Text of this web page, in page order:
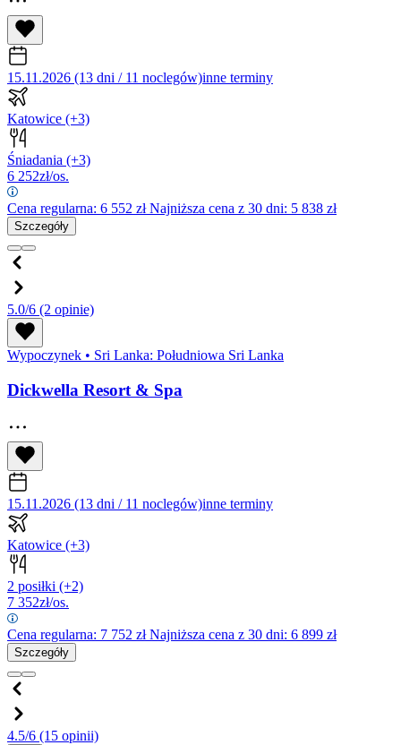
15.11.2026 (13 dni / 11 noclegów)inne terminy
Katowice (+3)
Śniadania (+3)
6 252zł/os.
Cena regularna: 6 552 złNajniższa cena z 30 dni: 5 838 zł
Szczegóły
5.0/6 (2 opinie)
Wypoczynek • Sri Lanka: Południowa Sri Lanka
Dickwella Resort & Spa
15.11.2026 (13 dni / 11 noclegów)inne terminy
Katowice (+3)
2 posiłki (+2)
7 352zł/os.
Cena regularna: 7 752 złNajniższa cena z 30 dni: 6 899 zł
Szczegóły
4.5/6 (15 opinii)